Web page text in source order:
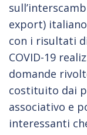
export)
con i risultati
COVID-19
domande
costituito dai
associativo e
interessanti